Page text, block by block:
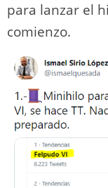
para lanzar el
comienzo.